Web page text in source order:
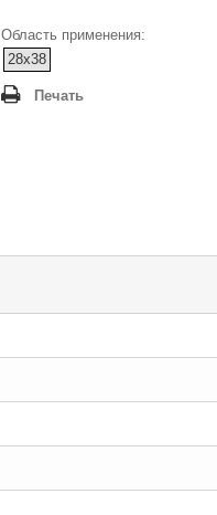
Область применения:
28x38
Печать